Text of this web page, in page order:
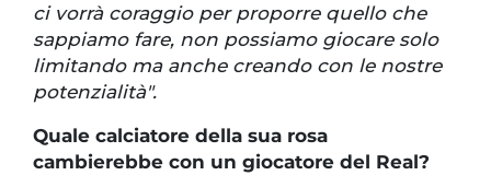
ci vorrà coraggio per proporre quello che
sappiamo fare, non possiamo giocare solo
limitando ma anche creando con le nostre
potenzialità".
Quale calciatore della sua rosa
cambierebbe con un giocatore del Real?